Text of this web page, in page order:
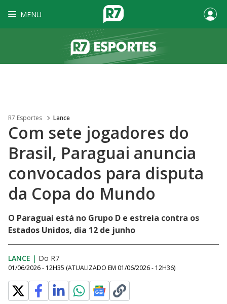
MENU
R7 Esportes Lance
Com sete jogadores do
Brasil, Paraguai anuncia
convocados para disputa
da Copa do Mundo
O Paraguai está no Grupo D e estreia contra os
Estados Unidos, dia 12 de junho
LANCE | Do R7
01/06/2026 - 12H35 (ATUALIZADO EM 01/06/2026 - 12H36)